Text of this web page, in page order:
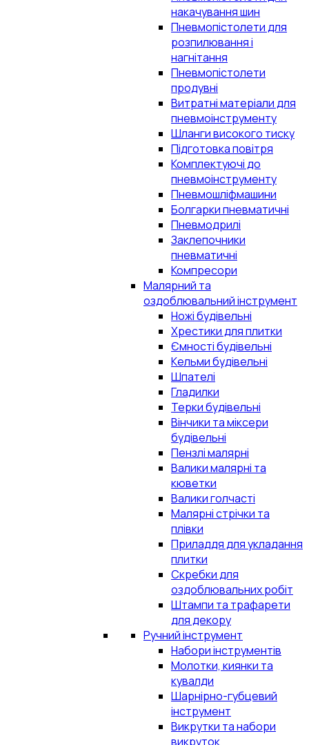
накачування шин
Пневмопістолети для
розпилювання і
нагнітання
Пневмопістолети
продувні
Витратні матеріали для
пневмоінструменту
Шланги високого тиску
Підготовка повітря
Комплектуючі до
пневмоінструменту
Пневмошліфмашини
Болгарки пневматичні
Пневмодрилі
Заклепочники
пневматичні
Компресори
Малярний та
оздоблювальний інструмент
Ножі будівельні
Хрестики для плитки
Ємності будівельні
Кельми будівельні
Шпателі
Гладилки
Терки будівельні
Вінчики та міксери
будівельні
Пензлі малярні
Валики малярні та
кюветки
Валики голчасті
Малярні стрічки та
плівки
Приладдя для укладання
плитки
Скребки для
оздоблювальних робіт
Штампи та трафарети
для декору
Ручний інструмент
Набори інструментів
Молотки, киянки та
кувалди
Шарнірно-губцевий
інструмент
Викрутки та набори
викруток